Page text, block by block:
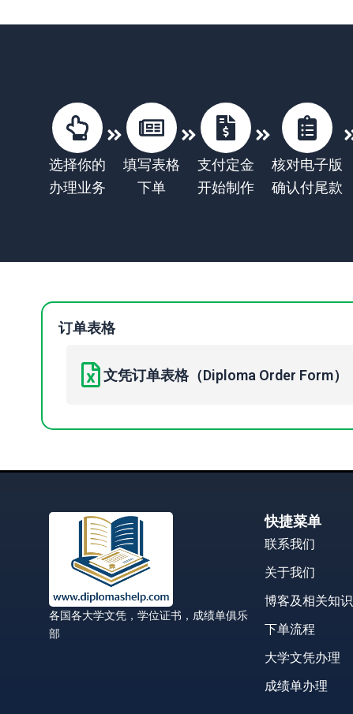
选择你的
办理业务
填写表格
下单
支付定金
开始制作
核对电子版
确认付尾款
订单表格
文凭订单表格（Diploma Order Form）
各国各大学文凭，学位证书，成绩单俱乐
部
快捷菜单
联系我们
关于我们
博客及相关知识
下单流程
大学文凭办理
成绩单办理